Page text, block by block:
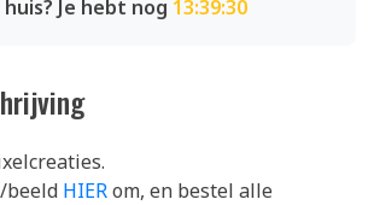
Je hebt nog 13:39:29
beeld HIERom, en bestel alle